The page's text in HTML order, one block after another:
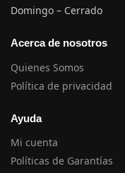
Domingo – Cerrado
Acerca de nosotros
Quienes Somos
Política de privacidad
Ayuda
Mi cuenta
Políticas de Garantías